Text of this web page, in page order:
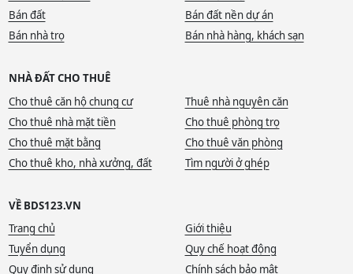
Bán đất
Bán đất nền dự án
Bán nhà trọ
Bán nhà hàng, khách sạn
NHÀ ĐẤT CHO THUÊ
Cho thuê căn hộ chung cư
Thuê nhà nguyên căn
Cho thuê nhà mặt tiền
Cho thuê phòng trọ
Cho thuê mặt bằng
Cho thuê văn phòng
Cho thuê kho, nhà xưởng, đất
Tìm người ở ghép
VỀ BDS123.VN
Trang chủ
Giới thiệu
Tuyển dụng
Quy chế hoạt động
Quy định sử dụng
Chính sách bảo mật